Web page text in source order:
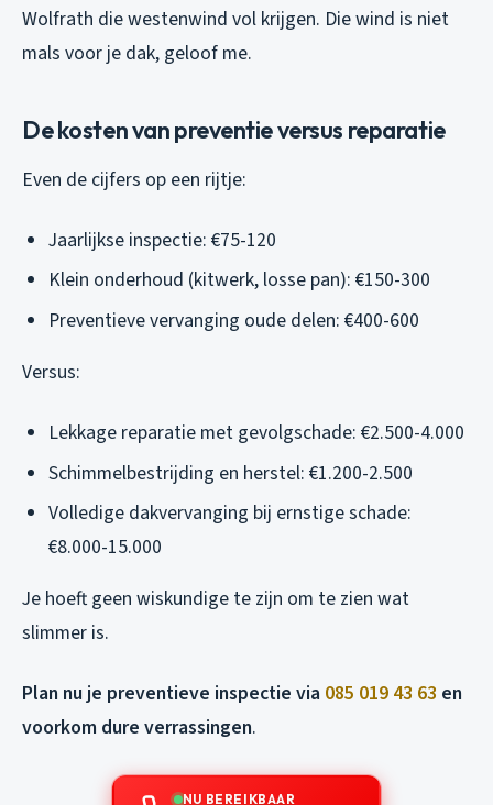
Wolfrath die westenwind vol krijgen. Die wind is niet
mals voor je dak, geloof me.
De kosten van preventie versus reparatie
Even de cijfers op een rijtje:
Jaarlijkse inspectie: €75-120
Klein onderhoud (kitwerk, losse pan): €150-300
Preventieve vervanging oude delen: €400-600
Versus:
Lekkage reparatie met gevolgschade: €2.500-4.000
Schimmelbestrijding en herstel: €1.200-2.500
Volledige dakvervanging bij ernstige schade:
€8.000-15.000
Je hoeft geen wiskundige te zijn om te zien wat
slimmer is.
Plan nu je preventieve inspectie via 085 019 43 63 en
voorkom dure verrassingen.
NU BEREIKBAAR